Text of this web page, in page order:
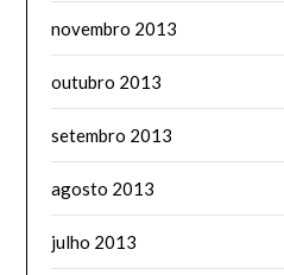
novembro 2013
outubro 2013
setembro 2013
agosto 2013
julho 2013